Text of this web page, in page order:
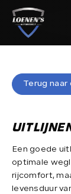
Home
Terug
Een goede
optimale
rijcomfort,
levensduur